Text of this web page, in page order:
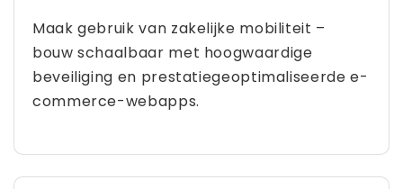
Maak gebruik van zakelijke mobiliteit –
bouw schaalbaar met hoogwaardige
beveiliging en prestatiegeoptimaliseerde e-
commerce-webapps.